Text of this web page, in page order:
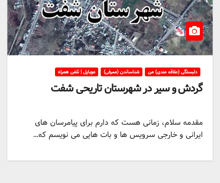
دلبستگی (علاقه مندی) من شناساندن (معرفی) موبایل | تلفن همراه
گردش و سیر در شهرستان تاریحی شفت
مقدمه سلام، زمانی هست که دارم برای پیامرسان های
ایرانی و خارجی سرویس ها و بات هایی می نویسم که…